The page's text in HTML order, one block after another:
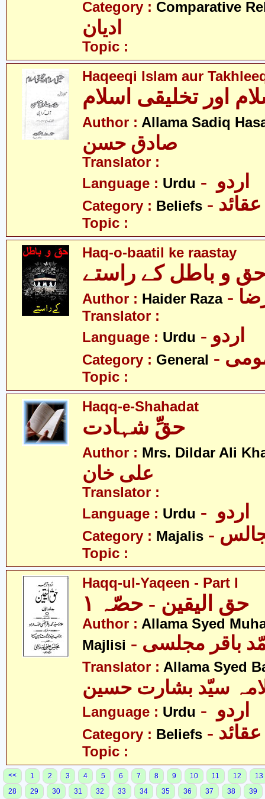
Category : Comparative
ادیان
Topic :
Haqeeqi Islam aur
اور تخلیقی اسلام
Author : Allama Sadiq
صادق حسن
Translator :
Language : Urdu
Category : Beliefs - عقائد
Topic :
Haq-o-baatil ke raastay
و باطل کے راستے
Author : Haider Raza
Translator :
Language : Urdu - اردو
Category : General
Topic :
Haqq-e-Shahadat
حقِّ شہادت
Author : Mrs. Dildar Ali
علی خان
Translator :
Language : Urdu
Category : Majalis
Topic :
Haqq-ul-Yaqeen - Part I
حق الیقین - حصّہ ١
Author : Allama Syed
Majlisi
باقر مجلسی
Translator : Allama Syed
سیّد بشارت حسین
Language : Urdu
Category : Beliefs - عقائد
Topic :
<< 1 2 3 4 5 6 7 8 9 10 11 12
13
28
29 30 31 32 33 34 35 36 37 38
39